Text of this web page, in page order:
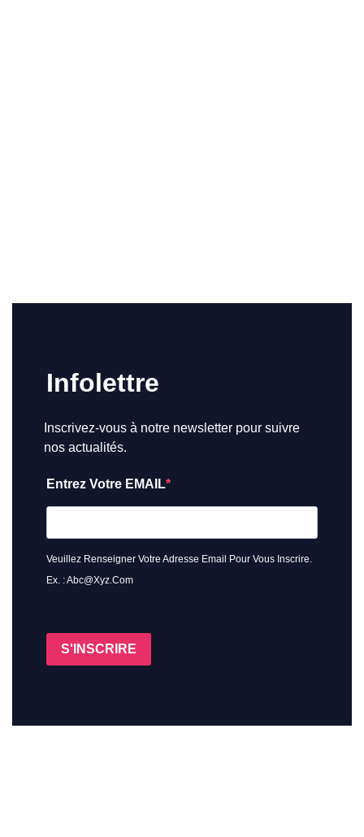
Infolettre
Inscrivez-vous à notre newsletter pour suivre
nos actualités.
Entrez Votre EMAIL
Veuillez Renseigner Votre Adresse Email Pour Vous Inscrire.
Ex. : Abc@xyz.com
S'INSCRIRE